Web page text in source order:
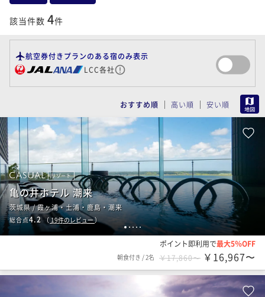
該当件数 4件
航空券付きプランのある宿のみ表示
LCC各社
おすすめ順 高い順 安い順
1 2 3 4 5
リゾート
亀の井ホテル 潮来
茨城県 / 霞ヶ浦・土浦・鹿島・潮来
総合点4.2 （ 19件のレビュー）
ポイント即利用で最大5％OFF
朝食付き /2名 ￥17,860〜 ￥16,967〜